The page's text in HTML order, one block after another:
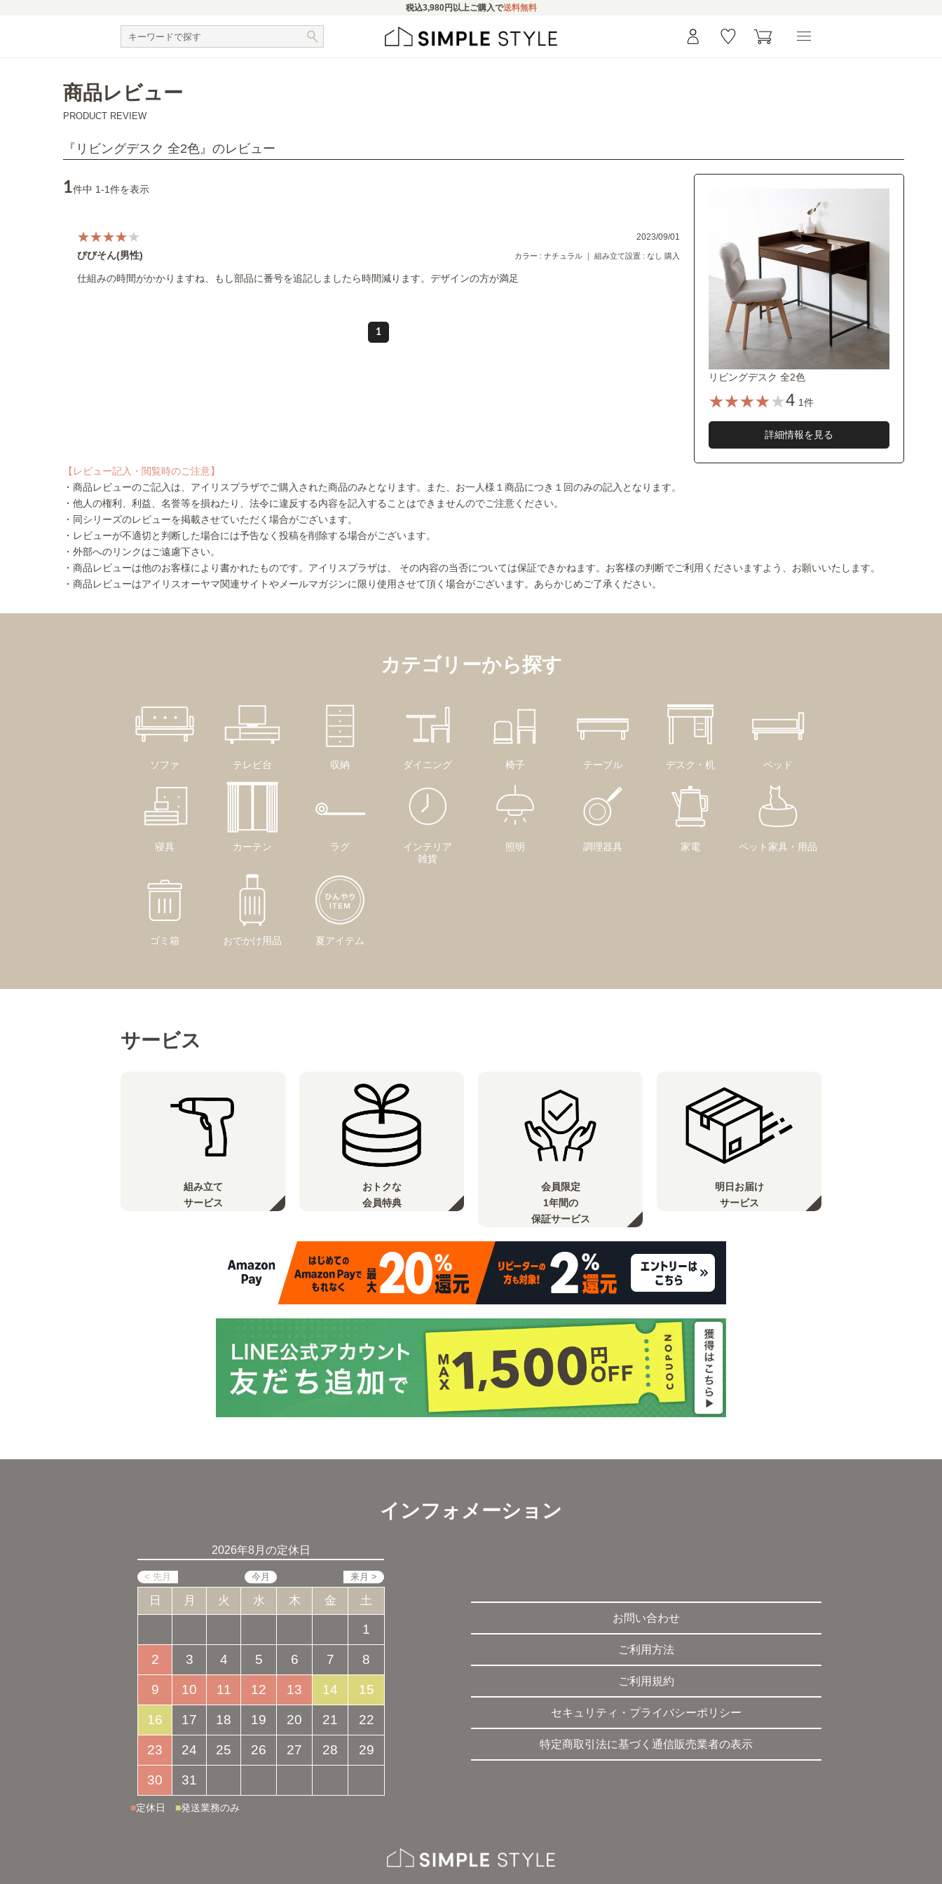
税込3,980円 以上ご購入で送料無料
商品レビュー
PRODUCT REVIEW
『 リビングデスク 全2色 』のレビュー
リビングデスク 全2色
4 1件
詳細情報を見る
1件中 1-1件を表示
2023/09/01
びびそん(男性) カラー : ナチュラル ｜ 組み立て設置 : なし 購入
仕組みの時間がかかりますね、もし部品に番号を追記しましたら時間減ります。デザインの方が満足
1
【レビュー記入・閲覧時のご注意】
・商品レビューのご記入は、アイリスプラザでご購入された商品のみとなります。また、お一人様１商品につき１回のみの記入となります。
・他人の権利、利益、名誉等を損ねたり、法令に違反する内容を記入することはできませんのでご注意ください。
・同シリーズのレビューを掲載させていただく場合がございます。
・レビューが不適切と判断した場合には予告なく投稿を削除する場合がございます。
・外部へのリンクはご遠慮下さい。
・商品レビューは他のお客様により書かれたものです。アイリスプラザは、 その内容の当否については保証できかねます。お客様の判断でご利用くださいますよう、お願いいたします。
・商品レビューはアイリスオーヤマ関連サイトやメールマガジンに限り使用させて頂く場合がございます。あらかじめご了承ください。
カテゴリーから探す
ソファ テレビ台 収納 ダイニング 椅子 テーブル デスク・机 ベッド
寝具 カーテン ラグ
インテリア
雑貨
照明 調理器具 家電 ペット家具・用品
ゴミ箱 おでかけ用品 夏アイテム
サービス
組み立て
サービス
おトクな
会員特典
会員限定
1年間の
保証サービス
明日お届け
サービス
インフォメーション
2026年8月の定休日
日 月 火 水 木 金 土
1
2 3 4 5 6 7 8
9 10 11 12 13 14 15
16 17 18 19 20 21 22
23 24 25 26 27 28 29
30 31
■定休日 ■発送業務のみ
お問い合わせ
ご利用方法
ご利用規約
セキュリティ・プライバシーポリシー
特定商取引法に基づく通信販売業者の表示